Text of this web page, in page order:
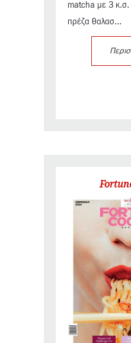
matcha με 3 κ.σ.
πρέζα θαλασ...